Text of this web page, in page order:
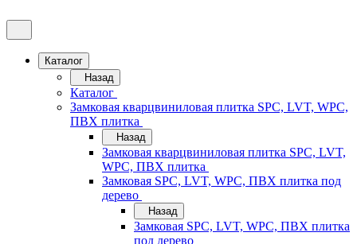
Каталог
Назад
Каталог
Замковая кварцвиниловая плитка SPC, LVT, WPC,
ПВХ плитка
Назад
Замковая кварцвиниловая плитка SPC, LVT,
WPC, ПВХ плитка
Замковая SPC, LVT, WPC, ПВХ плитка под
дерево
Назад
Замковая SPC, LVT, WPC, ПВХ плитка
под дерево